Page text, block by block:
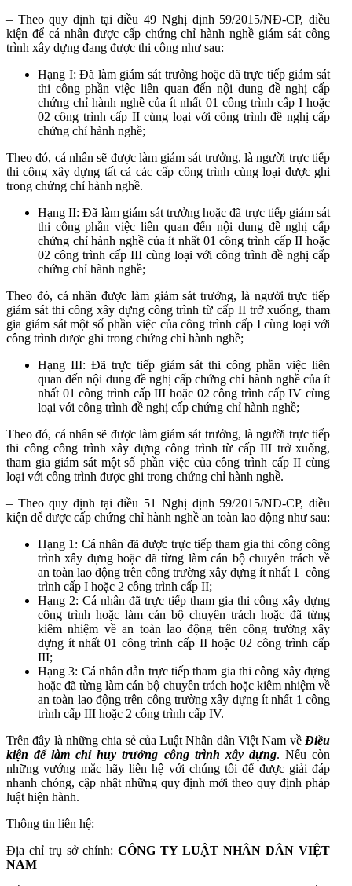
– Theo quy định tại điều 49 Nghị định 59/2015/NĐ-CP, điều
kiện để cá nhân được cấp chứng chỉ hành nghề giám sát công
trình xây dựng đang được thi công như sau:
Hạng I: Đã làm giám sát trưởng hoặc đã trực tiếp giám sát
thi công phần việc liên quan đến nội dung đề nghị cấp
chứng chỉ hành nghề của ít nhất 01 công trình cấp I hoặc
02 công trình cấp II cùng loại với công trình đề nghị cấp
chứng chỉ hành nghề;
Theo đó, cá nhân sẽ được làm giám sát trưởng, là người trực tiếp
thi công xây dựng tất cả các cấp công trình cùng loại được ghi
trong chứng chỉ hành nghề.
Hạng II: Đã làm giám sát trưởng hoặc đã trực tiếp giám sát
thi công phần việc liên quan đến nội dung đề nghị cấp
chứng chỉ hành nghề của ít nhất 01 công trình cấp II hoặc
02 công trình cấp III cùng loại với công trình đề nghị cấp
chứng chỉ hành nghề;
Theo đó, cá nhân được làm giám sát trưởng, là người trực tiếp
giám sát thi công xây dựng công trình từ cấp II trở xuống, tham
gia giám sát một số phần việc của công trình cấp I cùng loại với
công trình được ghi trong chứng chỉ hành nghề;
Hạng III: Đã trực tiếp giám sát thi công phần việc liên
quan đến nội dung đề nghị cấp chứng chỉ hành nghề của ít
nhất 01 công trình cấp III hoặc 02 công trình cấp IV cùng
loại với công trình đề nghị cấp chứng chỉ hành nghề;
Theo đó, cá nhân sẽ được làm giám sát trưởng, là người trực tiếp
thi công công trình xây dựng công trình từ cấp III trở xuống,
tham gia giám sát một số phần việc của công trình cấp II cùng
loại với công trình được ghi trong chứng chỉ hành nghề.
– Theo quy định tại điều 51 Nghị định 59/2015/NĐ-CP, điều
kiện để được cấp chứng chỉ hành nghề an toàn lao động như sau:
Hạng 1: Cá nhân đã được trực tiếp tham gia thi công công
trình xây dựng hoặc đã từng làm cán bộ chuyên trách về
an toàn lao động trên công trường xây dựng ít nhất 1 công
trình cấp I hoặc 2 công trình cấp II;
Hạng 2: Cá nhân đã trực tiếp tham gia thi công xây dựng
công trình hoặc làm cán bộ chuyên trách hoặc đã từng
kiêm nhiệm về an toàn lao động trên công trường xây
dựng ít nhất 01 công trình cấp II hoặc 02 công trình cấp
III;
Hạng 3: Cá nhân dẫn trực tiếp tham gia thi công xây dựng
hoặc đã từng làm cán bộ chuyên trách hoặc kiêm nhiệm về
an toàn lao động trên công trường xây dựng ít nhất 1 công
trình cấp III hoặc 2 công trình cấp IV.
Trên đây là những chia sẻ của Luật Nhân dân Việt Nam về Điều
kiện để làm chỉ huy trưởng công trình xây dựng. Nếu còn
những vướng mắc hãy liên hệ với chúng tôi để được giải đáp
nhanh chóng, cập nhật những quy định mới theo quy định pháp
luật hiện hành.
Thông tin liên hệ:
Địa chỉ trụ sở chính: CÔNG TY LUẬT NHÂN DÂN VIỆT
NAM